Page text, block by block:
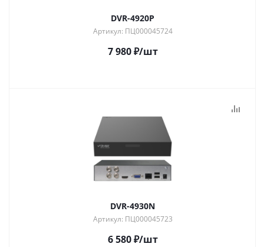
DVR-4920P
Артикул: ПЦ000045724
7 980₽/шт
DVR-4930N
Артикул: ПЦ000045723
6 580₽/шт